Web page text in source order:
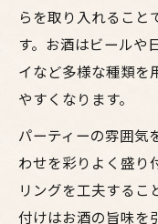
らを取り入れること
す。お酒はビールや
イなど多様な種類を
やすくなります。
パーティーの雰囲気
わせを彩りよく盛り
リングを工夫するこ
付けはお酒の旨味を